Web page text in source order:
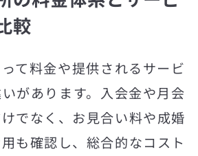
較
て料金や提供されるサービ
があります。入会金や月会
でなく、お見合い料や成婚
も確認し、総合的なコスト